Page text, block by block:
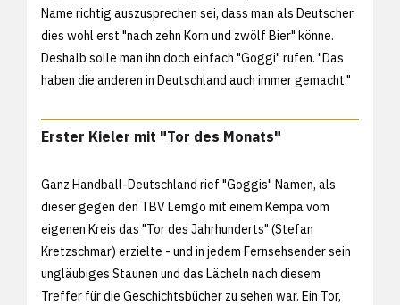
Name richtig auszusprechen sei, dass man als Deutscher
dies wohl erst "nach zehn Korn und zwölf Bier" könne.
Deshalb solle man ihn doch einfach "Goggi" rufen. "Das
haben die anderen in Deutschland auch immer gemacht."
Erster Kieler mit "Tor des Monats"
Ganz Handball-Deutschland rief "Goggis" Namen, als
dieser gegen den TBV Lemgo mit einem Kempa vom
eigenen Kreis das "Tor des Jahrhunderts" (Stefan
Kretzschmar) erzielte - und in jedem Fernsehsender sein
ungläubiges Staunen und das Lächeln nach diesem
Treffer für die Geschichtsbücher zu sehen war. Ein Tor,